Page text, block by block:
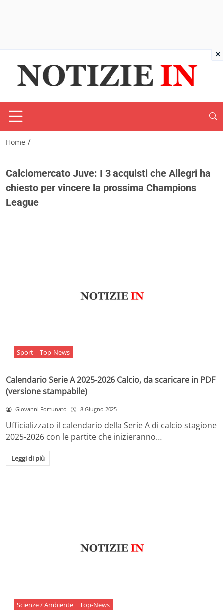
Home /
Calciomercato Juve: I 3 acquisti che Allegri ha
chiesto per vincere la prossima Champions
League
Sport Top-News
Calendario Serie A 2025-2026 Calcio, da scaricare in PDF
(versione stampabile)
Giovanni Fortunato 8 Giugno 2025
Ufficializzato il calendario della Serie A di calcio stagione
2025-2026 con le partite che inizieranno…
Leggi di più
Scienze / Ambiente Top-News
×